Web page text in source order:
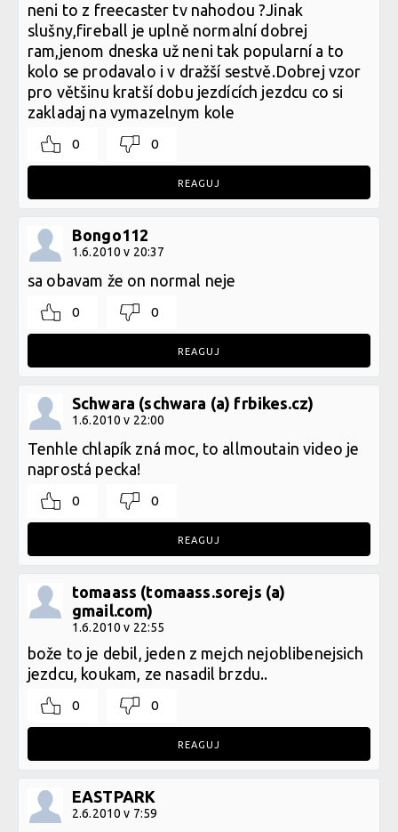
neni to z freecaster tv nahodou ?Jinak
slušny,fireball je uplně normalní dobrej
ram,jenom dneska už neni tak popularní a to
kolo se prodavalo i v dražší sestvě.Dobrej vzor
pro většinu kratší dobu jezdících jezdcu co si
zakladaj na vymazelnym kole
0 0
REAGUJ
Bongo112
1.6.2010 v 20:37
sa obavam že on normal neje
0 0
REAGUJ
Schwara (schwara (a) frbikes.cz)
1.6.2010 v 22:00
Tenhle chlapík zná moc, to allmoutain video je
naprostá pecka!
0 0
REAGUJ
tomaass (tomaass.sorejs (a)
gmail.com)
1.6.2010 v 22:55
bože to je debil, jeden z mejch nejoblibenejsich
jezdcu, koukam, ze nasadil brzdu..
0 0
REAGUJ
EASTPARK
2.6.2010 v 7:59